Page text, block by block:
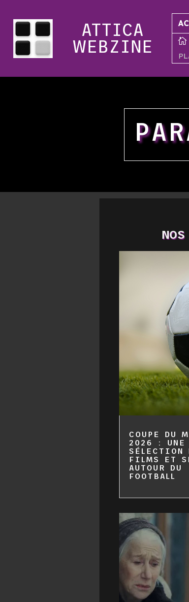
ATTICA
WEBZINE

COUPE DU
2026 : UNE
SÉLECTION
FILMS ET
AUTOUR DU
FOOTBALL